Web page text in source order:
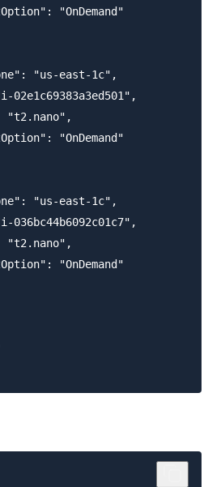
"OnDemand"
"us-east-1c",
02e1c69383a3ed501",
"t2.nano",
"OnDemand"
"us-east-1c",
036bc44b6092c01c7",
"t2.nano",
"OnDemand"